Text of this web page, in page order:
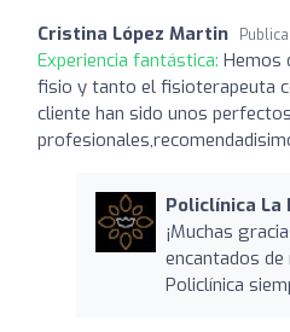
Cristina López Martin
Experiencia fantástica: Hemos
fisio y tanto el fisioterapeuta
cliente han sido unos perfectos
Policlínica La
¡Muchas
encantados
Policlínica